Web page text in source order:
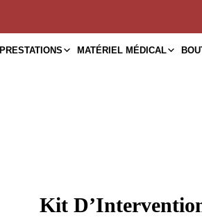
PRESTATIONS MATÉRIEL MÉDICAL
Kit